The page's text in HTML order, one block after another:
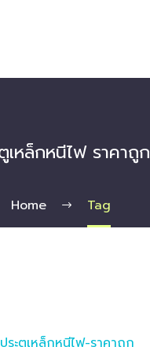
เหล็กหนีไฟ ราคาถูก
Home Tag